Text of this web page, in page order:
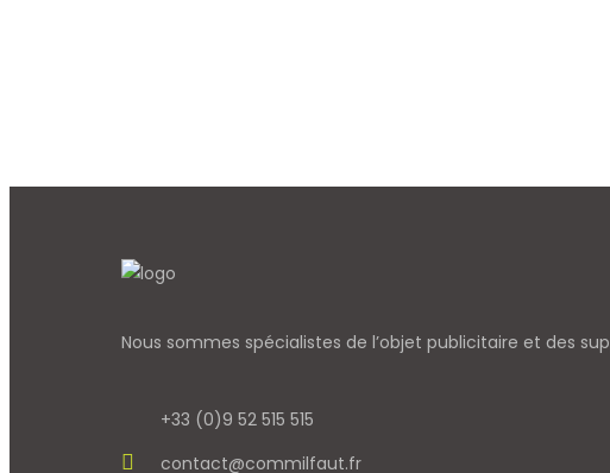
Nous sommes spécialistes de l’objet publicitaire et des
+33 (0)9 52 515 515
contact@commilfaut.fr